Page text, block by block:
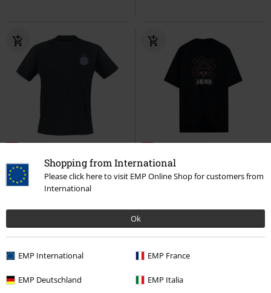
Shopping from International
Please click here to visit EMP Online Shop for customers from
International
Ok
EMP International EMP France
EMP Deutschland EMP Italia
16,99 €
Gum-Gum Fruit
One Piece
19,99 €